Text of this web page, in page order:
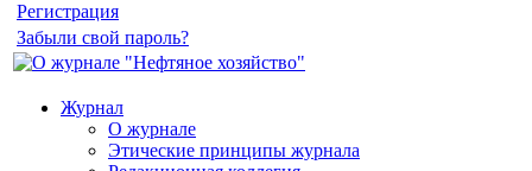
Регистрация
Забыли свой пароль?
Журнал
О журнале
Этические принципы журнала